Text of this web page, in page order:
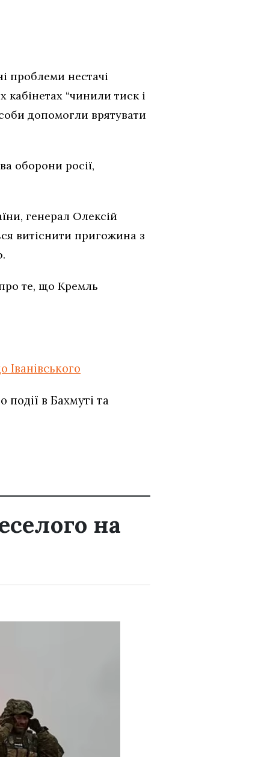
проблеми нестачі
“чинили тиск і
допомогли врятувати
оборони росії,
генерал Олексій
витіснити пригожина з
те, що Кремль
в Бахмуті та
на